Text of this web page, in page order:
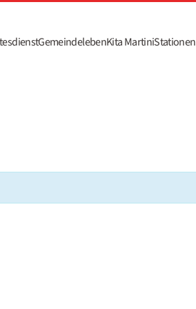
GemeindelebenKita MartiniStationen